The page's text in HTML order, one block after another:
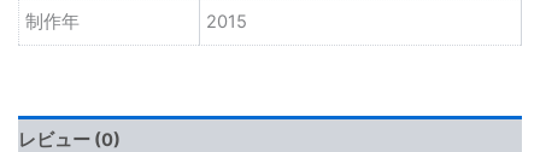
制作年 2015
レビュー (0)